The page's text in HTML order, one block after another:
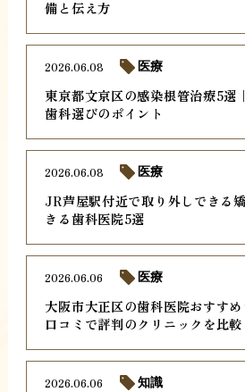
備と伝え方
東京都文京区の感染根管治療5選
歯科選びのポイント
2026.06.08 医療
JR芦屋駅付近で取り外しできる
きる歯科医院5選
2026.06.08 医療
大阪市大正区の歯科医院おすすめ
口コミで評判のクリニックを比較
2026.06.06 医療
2026.06.06 知識